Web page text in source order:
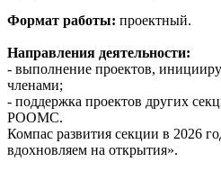
Формат работы: проектный.
Направления деятельности:
- выполнение проектов,
членами;
- поддержка проектов других
РООМС.
Компас развития секции в 2026
вдохновляем на открытия».